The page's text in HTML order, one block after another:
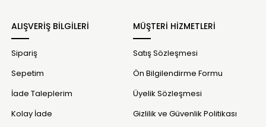
ALIŞVERİŞ BİLGİLERİ
Sipariş
Sepetim
İade Taleplerim
Kolay İade
MÜŞTERİ HİZMETLERİ
Satış Sözleşmesi
Ön Bilgilendirme Formu
Üyelik Sözleşmesi
Gizlilik ve Güvenlik Politikası